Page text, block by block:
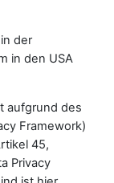
der
in den USA
aufgrund des
Framework)
45,
Privacy